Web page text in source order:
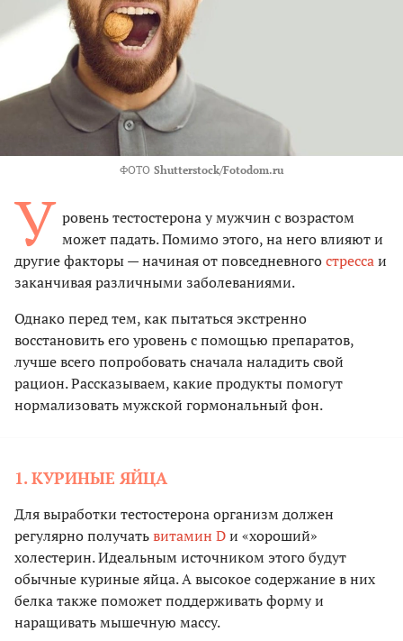
ФОТО Shutterstock/Fotodom.ru
У ровень тестостерона у мужчин с возрастом
может падать. Помимо этого, на него влияют и
другие факторы — начиная от повседневногострессаи
заканчивая различными заболеваниями.
Однако перед тем, как пытаться экстренно
восстановить его уровень с помощью препаратов,
лучше всего попробовать сначала наладить свой
рацион. Рассказываем, какие продукты помогут
нормализовать мужской гормональный фон.
1. КУРИНЫЕ ЯЙЦА
Для выработки тестостерона организм должен
регулярно получатьвитамин Dи «хороший»
холестерин. Идеальным источником этого будут
обычные куриные яйца. А высокое содержание в них
белка также поможет поддерживать форму и
наращивать мышечную массу.